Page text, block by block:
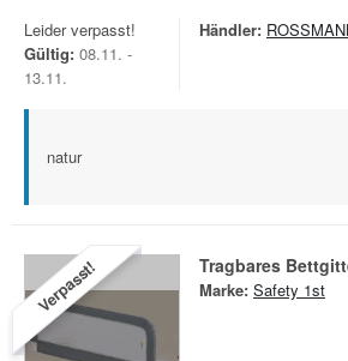
Leider verpasst!
Gültig: 08.11. -
13.11.
Händler:
natur
Verpasst! Tragbares
Marke: Safety 1st